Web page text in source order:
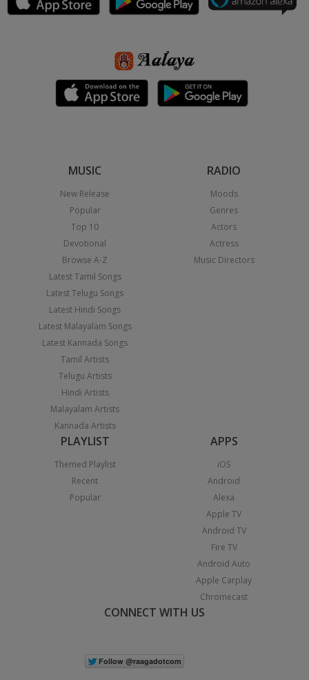
MUSIC
New Release
Popular
Top 10
Devotional
Browse A-Z
Latest Tamil Songs
Latest Telugu Songs
Latest Hindi Songs
Latest Malayalam Songs
Latest Kannada Songs
Tamil Artists
Telugu Artists
Hindi Artists
Malayalam Artists
Kannada Artists
RADIO
Moods
Genres
Actors
Actress
Music Directors
PLAYLIST
Themed Playlist
Recent
Popular
APPS
iOS
Android
Alexa
Apple TV
Android TV
Fire TV
Android Auto
Apple Carplay
Chromecast
CONNECT WITH US